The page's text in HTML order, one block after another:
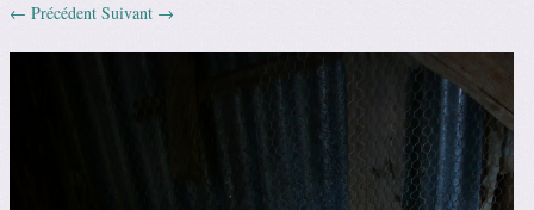
← Précédent Suivant →